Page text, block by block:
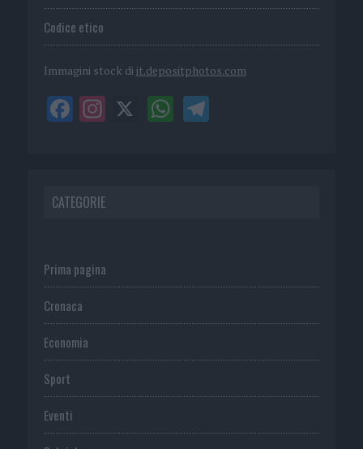
Codice etico
Immagini stock di it.depositphotos.com
CATEGORIE
Prima pagina
Cronaca
Economia
Sport
Eventi